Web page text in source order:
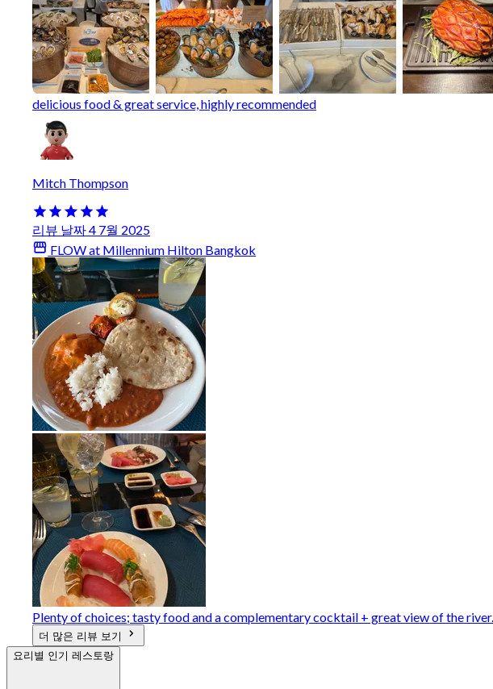
delicious food & great service, highly recommended
Mitch Thompson
리뷰 날짜 4 7월 2025
FLOW at Millennium Hilton Bangkok
Plenty of choices; tasty food and a complementary cocktail + great view of the river.
더 많은 리뷰 보기
요리별 인기 레스토랑